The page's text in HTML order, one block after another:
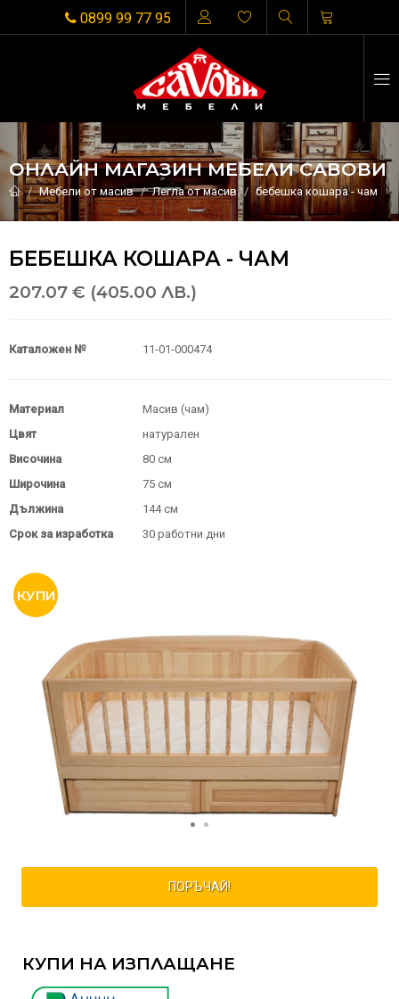
0899 99 77 95
ОНЛАЙН МАГАЗИН МЕБЕЛИ САВОВИ
Мебели от масив Легла от масив бебешка кошара - чам
БЕБЕШКА КОШАРА - ЧАМ
207.07 € (405.00 ЛВ.)
Каталожен № 11-01-000474
Материал
Масив (чам)
Цвят
натурален
Височина
80 см
Широчина
75 см
Дължина
144 см
Срок за изработка
30 работни дни
ПОРЪЧАЙ!
КУПИ НА ИЗПЛАЩАНЕ